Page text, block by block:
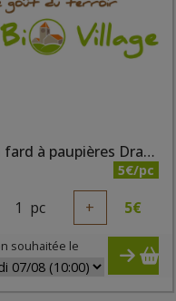
Crayon fard à paupières Dragée nacré bio
5€/pc
1 pc + 5€
souhaitée le